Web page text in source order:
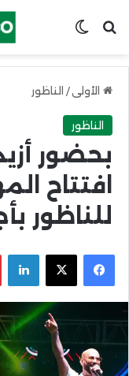
ابحث عنSwitch skin
الأولى / الناظور
الناظور
افتتاح
للناظور
Facebook
X